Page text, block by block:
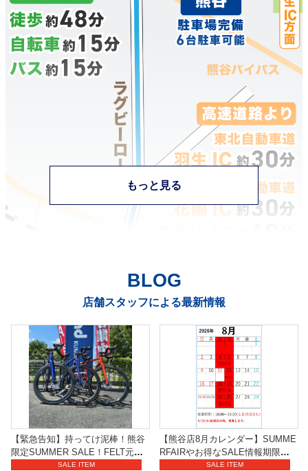
もっと見る
BLOG
店舗スタッフによる最新情報
【緊急告知】持ってけ泥棒！熊谷
限定SUMMER SALE！FELT元試
乗車が大！...SALE ITEM
【熊谷店8月カレンダー】SUMME
RFAIRやお得なSALE情報期限を
お見逃しな...SALE ITEM